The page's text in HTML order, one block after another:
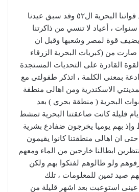
نحتفل هذا الاسبوع بعيد قواتنا البحرية ال٥٢ وقد سبق عيدنا
الكبير بنصر اكتوبر ب ٦ سنوات ، أعياد لا تنسي من ذاكرتنا
قوة لمصر وشعبها وقبل ان
صارت من (كبريات البحرية الزرقاء
القادرة على التحديات المستجدة
بمعنى الكلمة ، اتذكر طفولتى مع
٦٧ وكنت بمدينتي الاسكندرية ومن اهالى منطقة
البحرية ( منطقة بحري ) بعد
فى ٥ يونيو بايام قليلة كانت صاعقتنا البحرية تمشط
بهم يوميا يخرجون ضفادع بشرية
حتى ان اهالى منطقتنا كانوا يقيمون
ابطالنا خارجين من الماء ومعهم
ولو طالوهم لفتكوا بهم ولكن
صيد ثمين للمعلومات ، تلك
عينى استوعبت بعد اشهر قليلة من